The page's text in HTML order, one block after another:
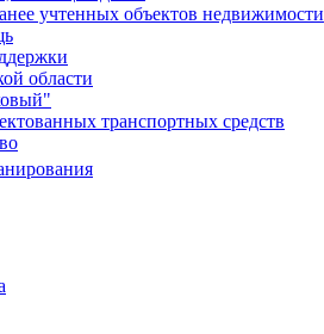
учтенных объектов недвижимости
области
транспортных средств